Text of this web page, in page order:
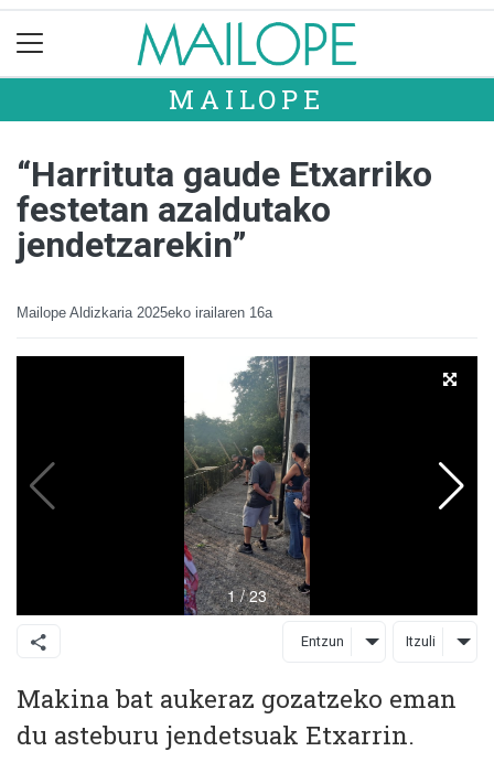
MAILOPE
“Harrituta gaude Etxarriko
festetan azaldutako
jendetzarekin”
Mailope Aldizkaria 2025eko irailaren 16a
Entzun Itzuli
Makina bat aukeraz gozatzeko eman
du asteburu jendetsuak Etxarrin.